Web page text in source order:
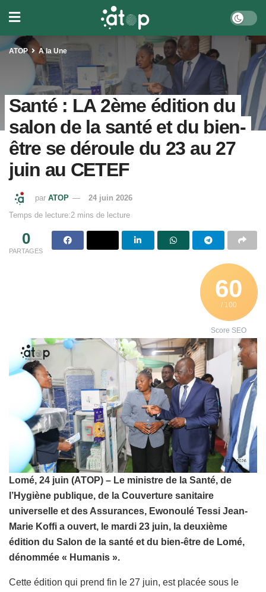
ATOP A la Une
Santé : LA 2ème édition du
salon de la santé et du bien-
être se déroule du 23 au 27
juin au CETEF
par ATOP
24 juin 2026
Temps de lecture:2 mins de lecture
0
PARTAGES
60
/ 100
Score SEO
Lomé, 24 juin (ATOP) – Le ministre de la Santé, de
l’Hygiène publique, de la Couverture sanitaire
universelle et des Assurances, Ewonoulé Tessi Jean-
Marie Koffi a ouvert, le mardi 23 juin, la deuxième
édition du Salon de la santé et du bien-être de Lomé,
dénommée « Humanis ».
Cette édition qui prend fin le 27 juin, est placée sous le